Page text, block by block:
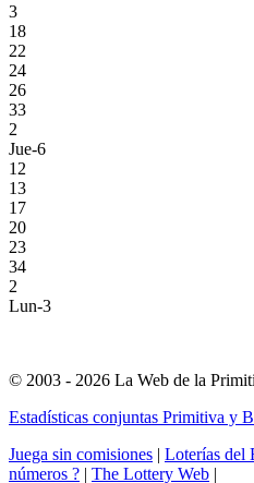
3
18
22
24
26
33
2
Jue-6
12
13
17
20
23
34
2
Lun-3
© 2003 - 2026 La Web de la
Estadísticas conjuntas Primitiva y
Juega sin comisiones | Loterías del
números ? | The Lottery Web |